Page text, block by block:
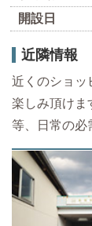
開設日
近隣情報
近くのショッ
楽しみ頂けま
等、日常の必